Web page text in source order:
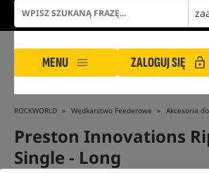
MENU ZALOGUJ SIĘ
ROCKWORLD Wędkarstwo Feederowe Akcesoria
Preston Innovations
Single - Long